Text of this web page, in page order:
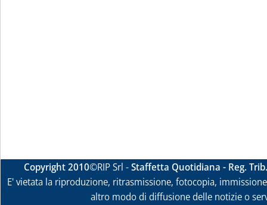
Copyright 2010©RIP Srl -Staffetta Quotidiana - Reg.
E' vietata la riproduzione, ritrasmissione, fotocopia,
altro modo di diffusione delle notizie o